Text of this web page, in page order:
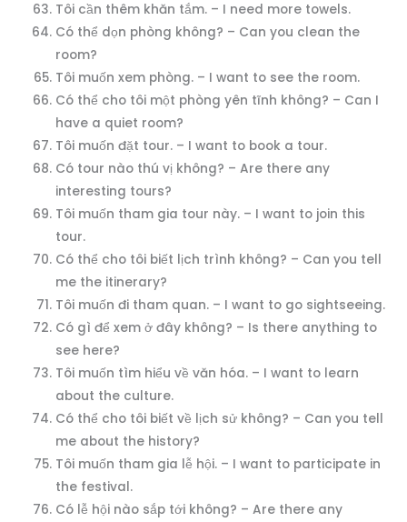
Tôi cần thêm khăn tắm. – I need more towels.
Có thể dọn phòng không? – Can you clean the
room?
Tôi muốn xem phòng. – I want to see the room.
Có thể cho tôi một phòng yên tĩnh không? – Can I
have a quiet room?
Tôi muốn đặt tour. – I want to book a tour.
Có tour nào thú vị không? – Are there any
interesting tours?
Tôi muốn tham gia tour này. – I want to join this
tour.
Có thể cho tôi biết lịch trình không? – Can you tell
me the itinerary?
Tôi muốn đi tham quan. – I want to go sightseeing.
Có gì để xem ở đây không? – Is there anything to
see here?
Tôi muốn tìm hiểu về văn hóa. – I want to learn
about the culture.
Có thể cho tôi biết về lịch sử không? – Can you tell
me about the history?
Tôi muốn tham gia lễ hội. – I want to participate in
the festival.
Có lễ hội nào sắp tới không? – Are there any